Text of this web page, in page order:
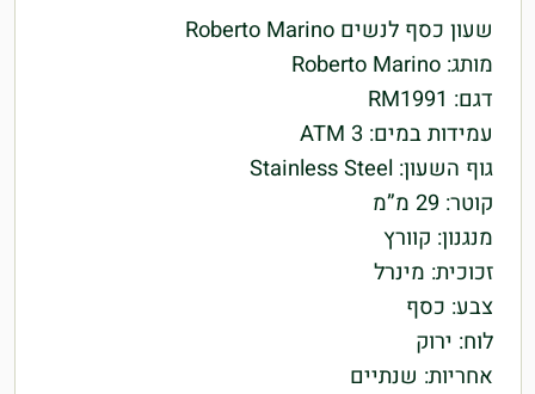
שעון כסף לנשים Roberto Marino
מותג: Roberto Marino
דגם: RM1991
עמידות במים: 3 ATM
גוף השעון: Stainless Steel
קוטר: 29 מ”מ
מנגנון: קוורץ
זכוכית: מינרל
צבע: כסף
לוח: ירוק
אחריות: שנתיים